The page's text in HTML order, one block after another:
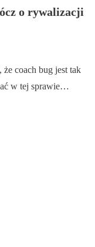
o rywalizacji
że coach bug jest tak
w tej sprawie…